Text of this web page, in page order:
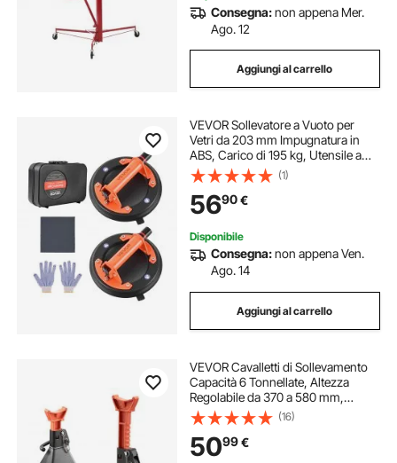
Consegna:non appena Mer.
Ago. 12
Aggiungi al carrello
VEVOR Sollevatore a Vuoto per
Vetri da 203 mm Impugnatura in
ABS, Carico di 195 kg, Utensile a
Ventosa per Piastrelle con Custodia
per Trasporto per Sollevare
Piastrelle di Grandi Dimensioni, 2pz
(1)
5690€
Disponibile
Consegna:non appena Ven.
Ago. 14
Aggiungi al carrello
VEVOR Cavalletti di Sollevamento
Capacità 6 Tonnellate, Altezza
Regolabile da 370 a 580 mm,
Robusti Cavalletti di Sollevamento
in Acciaio con Doppio Bloccaggio,
per Camper, Piccoli Camion
(16)
5099€